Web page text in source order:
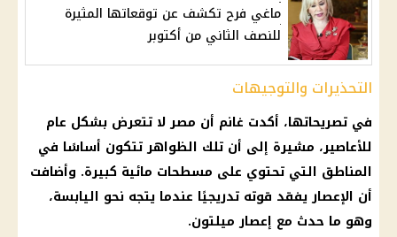
ماغي فرح تكشف عن توقعاتها المثيرة
للنصف الثاني من أكتوبر
التحذيرات والتوجيهات
في تصريحاتها، أكدت غانم أن مصر لا تتعرض بشكل عام
للأعاصير، مشيرة إلى أن تلك الظواهر تتكون أساسًا في
المناطق التي تحتوي على مسطحات مائية كبيرة. وأضافت
أن الإعصار يفقد قوته تدريجيًا عندما يتجه نحو اليابسة،
وهو ما حدث مع إعصار ميلتون.